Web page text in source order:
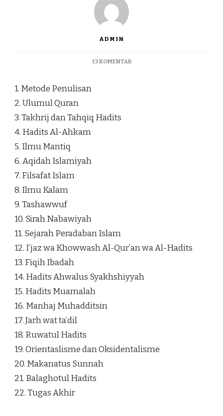
ADMIN
13 KOMENTAR
1. Metode Penulisan
2. Ulumul Quran
3. Takhrij dan Tahqiq Hadits
4. Hadits Al-Ahkam
5. Ilmu Mantiq
6. Aqidah Islamiyah
7. Filsafat Islam
8. Ilmu Kalam
9. Tashawwuf
10. Sirah Nabawiyah
11. Sejarah Peradaban Islam
12. I’jaz wa Khowwash Al-Qur’an wa Al-Hadits
13. Fiqih Ibadah
14. Hadits Ahwalus Syakhshiyyah
15. Hadits Muamalah
16. Manhaj Muhadditsin
17. Jarh wat ta’dil
18. Ruwatul Hadits
19. Orientaslisme dan Oksidentalisme
20. Makanatus Sunnah
21. Balaghotul Hadits
22. Tugas Akhir